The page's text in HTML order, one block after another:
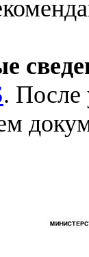
. После